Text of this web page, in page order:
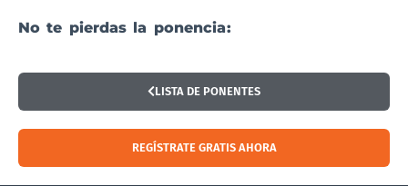
No te pierdas la ponencia:
LISTA DE PONENTES
REGÍSTRATE GRATIS AHORA